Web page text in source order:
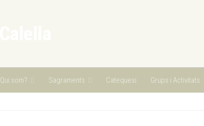
Qui som? Sagraments Catequesi Grups i Activitats